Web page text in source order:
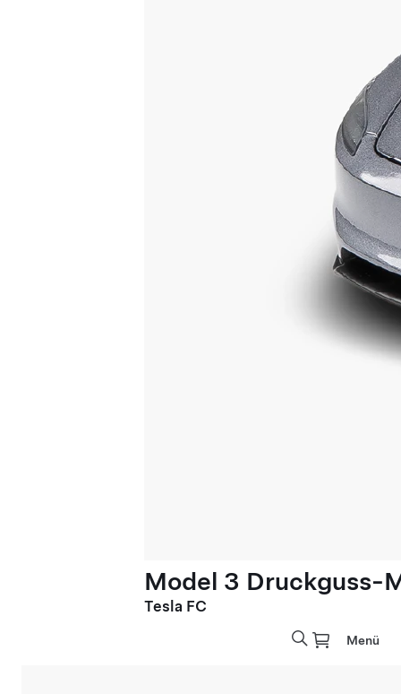
Model 3 Druckguss-
Tesla FC
Menü